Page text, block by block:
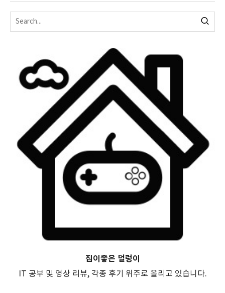
집이좋은 덜렁이
IT 공부 및 영상 리뷰, 각종 후기 위주로 올리고 있습니다.